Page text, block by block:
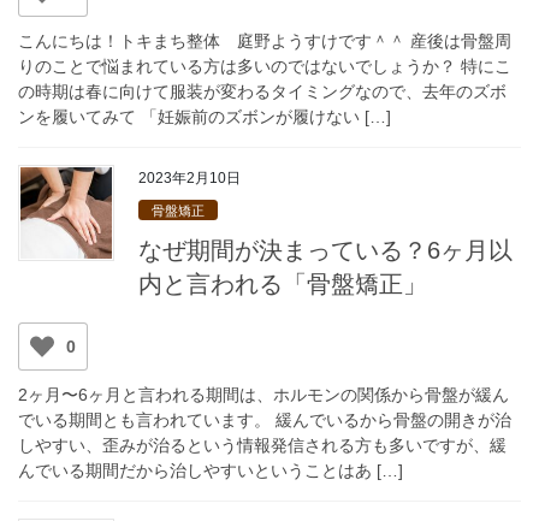
こんにちは！トキまち整体 庭野ようすけです＾＾ 産後は骨盤周
りのことで悩まれている方は多いのではないでしょうか？ 特にこ
の時期は春に向けて服装が変わるタイミングなので、去年のズボ
ンを履いてみて 「妊娠前のズボンが履けない […]
2023年2月10日
骨盤矯正
なぜ期間が決まっている？6ヶ月以
内と言われる「骨盤矯正」
0
2ヶ月〜6ヶ月と言われる期間は、ホルモンの関係から骨盤が緩ん
でいる期間とも言われています。 緩んでいるから骨盤の開きが治
しやすい、歪みが治るという情報発信される方も多いですが、緩
んでいる期間だから治しやすいということはあ […]